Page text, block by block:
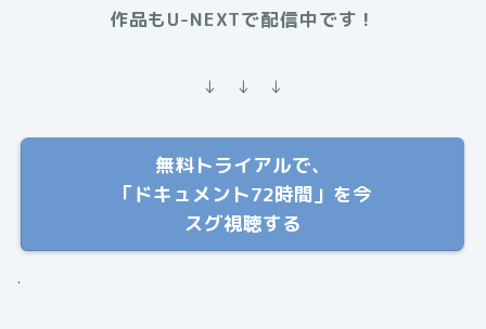
作品もU-NEXTで配信中です！
↓ ↓ ↓
無料トライアルで、
「ドキュメント72時間」を今
スグ視聴する
.